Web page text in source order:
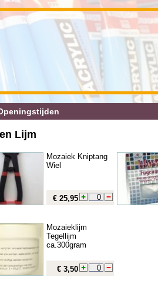
Lijm
Mozaiek Kniptang
Wiel
€ 25,95
Mozaieklijm
Tegellijm
ca.300gram
€ 3,50